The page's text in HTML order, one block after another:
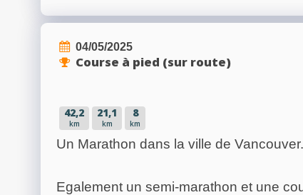
04/05/2025
Course à pied (sur route)
42,2
km
21,1
km
8
km
Un Marathon dans la ville de Vancouver.
Egalement un semi-marathon et une